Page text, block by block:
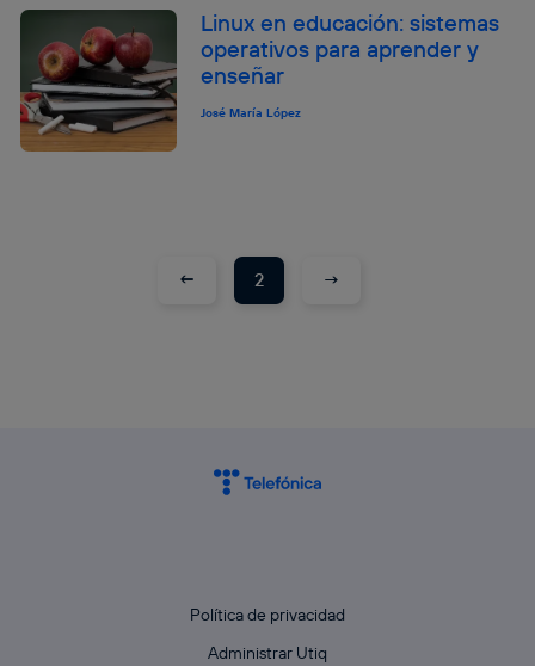
Linux en educación: sistemas
operativos para aprender y
enseñar
José María López
← 2 →
Política de privacidad
Administrar Utiq